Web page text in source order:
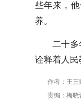
些年来，
养。
二十多
诠释着人民
作者：王三
责编：梅晓